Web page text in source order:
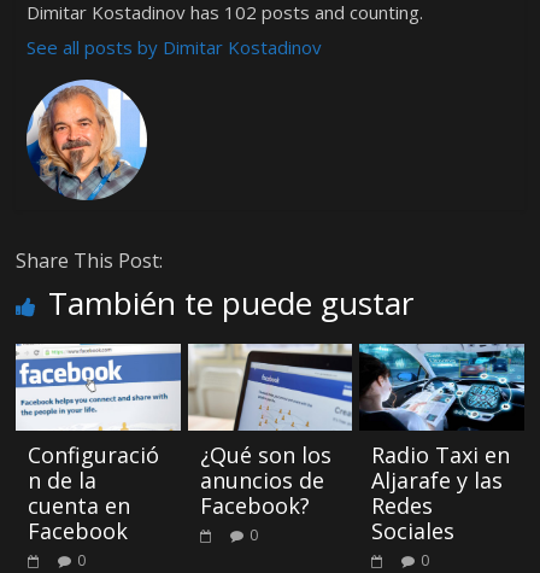
Dimitar Kostadinov has 102 posts and counting.
See all posts by Dimitar Kostadinov
Share This Post:
También te puede gustar
Configuració
n de la
cuenta en
Facebook
0
¿Qué son los
anuncios de
Facebook?
0
Radio Taxi en
Aljarafe y las
Redes
Sociales
0